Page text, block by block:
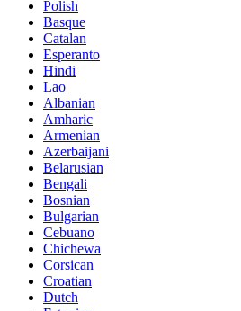
Polish
Basque
Catalan
Esperanto
Hindi
Lao
Albanian
Amharic
Armenian
Azerbaijani
Belarusian
Bengali
Bosnian
Bulgarian
Cebuano
Chichewa
Corsican
Croatian
Dutch